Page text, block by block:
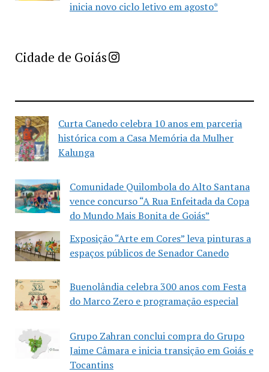
inicia novo ciclo letivo em agosto*
Cidade de GoiásImprensa Criativa da Cidade de Goiás
Curta Canedo celebra 10 anos em parceria
histórica com a Casa Memória da Mulher
Kalunga
Comunidade Quilombola do Alto Santana
vence concurso “A Rua Enfeitada da Copa
do Mundo Mais Bonita de Goiás”
Exposição “Arte em Cores” leva pinturas a
espaços públicos de Senador Canedo
Buenolândia celebra 300 anos com Festa
do Marco Zero e programação especial
Grupo Zahran conclui compra do Grupo
Jaime Câmara e inicia transição em Goiás e
Tocantins